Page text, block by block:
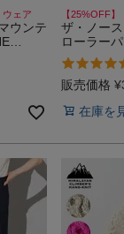
ウェア
ウンテ
Light
【25%OFF】
ザ・ノー
ローラー
イトジャ
FACE
Jacket
販売価格 ¥
在庫を